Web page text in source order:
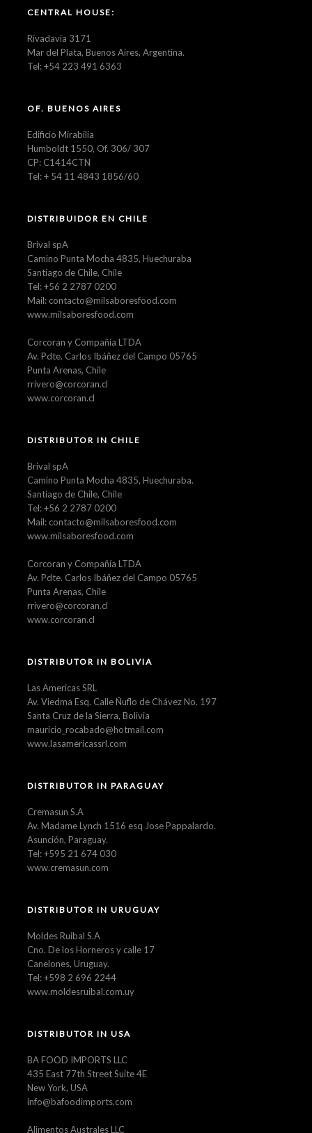
CENTRAL HOUSE:
Rivadavia 3171
Mar del Plata, Buenos Aires, Argentina.
Tel: +54 223 491 6363
OF. BUENOS AIRES
Edificio Mirabilia
Humboldt 1550, Of. 306/ 307
CP: C1414CTN
Tel: + 54 11 4843 1856/60
DISTRIBUIDOR EN CHILE
Brival spA
Camino Punta Mocha 4835, Huechuraba
Santiago de Chile, Chile
Tel: +56 2 2787 0200
Mail: contacto@milsaboresfood.com
www.milsaboresfood.com
Corcoran y Compañía LTDA
Av. Pdte. Carlos Ibáñez del Campo 05765
Punta Arenas, Chile
rrivero@corcoran.cl
www.corcoran.cl
DISTRIBUTOR IN CHILE
Brival spA
Camino Punta Mocha 4835, Huechuraba.
Santiago de Chile, Chile
Tel: +56 2 2787 0200
Mail: contacto@milsaboresfood.com
www.milsaboresfood.com
Corcoran y Compañía LTDA
Av. Pdte. Carlos Ibáñez del Campo 05765
Punta Arenas, Chile
rrivero@corcoran.cl
www.corcoran.cl
DISTRIBUTOR IN BOLIVIA
Las Americas SRL
Av. Viedma Esq. Calle Ñuflo de Chávez No. 197
Santa Cruz de la Sierra, Bolivia
mauricio_rocabado@hotmail.com
www.lasamericassrl.com
DISTRIBUTOR IN PARAGUAY
Cremasun S.A
Av. Madame Lynch 1516 esq Jose Pappalardo.
Asunción, Paraguay.
Tel: +595 21 674 030
www.cremasun.com
DISTRIBUTOR IN URUGUAY
Moldes Ruibal S.A
Cno. De los Horneros y calle 17
Canelones, Uruguay.
Tel: +598 2 696 2244
www.moldesruibal.com.uy
DISTRIBUTOR IN USA
BA FOOD IMPORTS LLC
435 East 77th Street Suite 4E
New York, USA
info@bafoodimports.com
Alimentos Australes LLC